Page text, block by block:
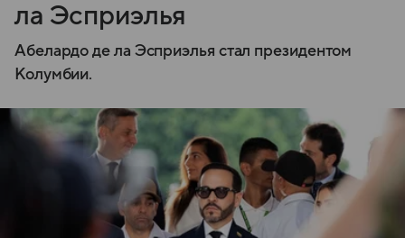
ла Эсприэлья
Абелардо де ла Эсприэлья стал президентом
Колумбии.